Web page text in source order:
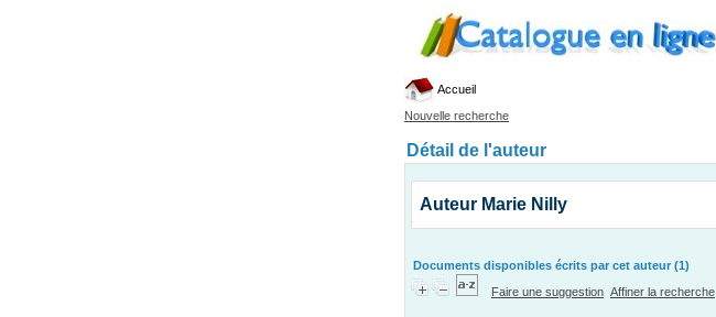
Accueil
Nouvelle recherche
Détail de l'auteur
Auteur Marie Nilly
Documents disponibles écrits par cet auteur (1)
Faire une suggestion Affiner la recherche